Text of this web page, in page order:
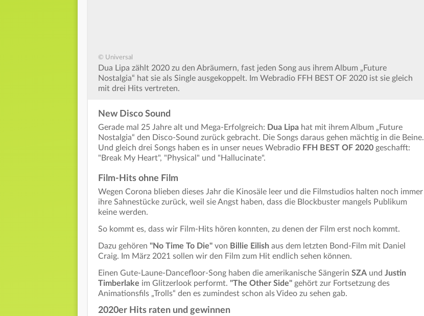
© Universal
Dua Lipa zählt 2020 zu den Abräumern, fast jeden Song aus ihrem Album „Future
Nostalgia“ hat sie als Single ausgekoppelt. Im Webradio FFH BEST OF 2020 ist sie gleich
mit drei Hits vertreten.
New Disco Sound
Gerade mal 25 Jahre alt und Mega-Erfolgreich: Dua Lipa hat mit ihrem Album „Future
Nostalgia“ den Disco-Sound zurück gebracht. Die Songs daraus gehen mächtig in die Beine.
Und gleich drei Songs haben es in unser neues Webradio FFH BEST OF 2020 geschafft:
"Break My Heart", "Physical" und "Hallucinate".
Film-Hits ohne Film
Wegen Corona blieben dieses Jahr die Kinosäle leer und die Filmstudios halten noch immer
ihre Sahnestücke zurück, weil sie Angst haben, dass die Blockbuster mangels Publikum
keine werden.
So kommt es, dass wir Film-Hits hören konnten, zu denen der Film erst noch kommt.
Dazu gehören "No Time To Die" von Billie Eilish aus dem letzten Bond-Film mit Daniel
Craig. Im März 2021 sollen wir den Film zum Hit endlich sehen können.
Einen Gute-Laune-Dancefloor-Song haben die amerikanische Sängerin SZA und Justin
Timberlake im Glitzerlook performt. "The Other Side" gehört zur Fortsetzung des
Animationsfils „Trolls“ den es zumindest schon als Video zu sehen gab.
2020er Hits raten und gewinnen